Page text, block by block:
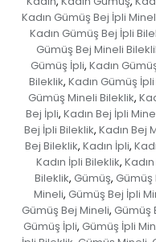
Kadın Gümüş Bej İpli
Kadın Gümüş Bej İpli
Gümüş Bej Mineli
Gümüş İpli, Kadın
Bileklik, Kadın Gümüş
Gümüş Mineli Bileklik,
Bej İpli, Kadın Bej İpli
Bej İpli Bileklik, Kadın Bej
Bej Bileklik, Kadın İpli,
Kadın İpli Bileklik,
Bileklik, Gümüş, Gümüş
Mineli, Gümüş Bej İpli
Gümüş Bej Mineli, Gümüş
Gümüş İpli, Gümüş İpli